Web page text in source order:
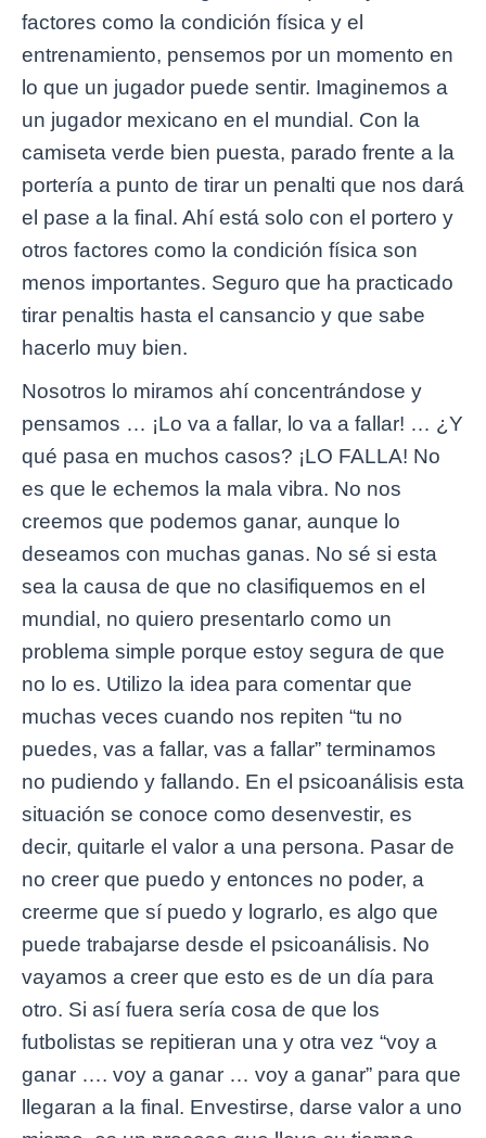
factores como la condición física y el
entrenamiento, pensemos por un momento en
lo que un jugador puede sentir. Imaginemos a
un jugador mexicano en el mundial. Con la
camiseta verde bien puesta, parado frente a la
portería a punto de tirar un penalti que nos dará
el pase a la final. Ahí está solo con el portero y
otros factores como la condición física son
menos importantes. Seguro que ha practicado
tirar penaltis hasta el cansancio y que sabe
hacerlo muy bien.
Nosotros lo miramos ahí concentrándose y
pensamos … ¡Lo va a fallar, lo va a fallar! … ¿Y
qué pasa en muchos casos? ¡LO FALLA! No
es que le echemos la mala vibra. No nos
creemos que podemos ganar, aunque lo
deseamos con muchas ganas. No sé si esta
sea la causa de que no clasifiquemos en el
mundial, no quiero presentarlo como un
problema simple porque estoy segura de que
no lo es. Utilizo la idea para comentar que
muchas veces cuando nos repiten “tu no
puedes, vas a fallar, vas a fallar” terminamos
no pudiendo y fallando. En el psicoanálisis esta
situación se conoce como desenvestir, es
decir, quitarle el valor a una persona. Pasar de
no creer que puedo y entonces no poder, a
creerme que sí puedo y lograrlo, es algo que
puede trabajarse desde el psicoanálisis. No
vayamos a creer que esto es de un día para
otro. Si así fuera sería cosa de que los
futbolistas se repitieran una y otra vez “voy a
ganar …. voy a ganar … voy a ganar” para que
llegaran a la final. Envestirse, darse valor a uno